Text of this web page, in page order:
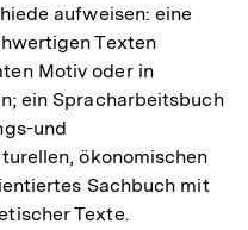
aufweisen: eine
Texten
Motiv oder in
ein Spracharbeitsbuch
und
ökonomischen
Sachbuch mit
Texte.